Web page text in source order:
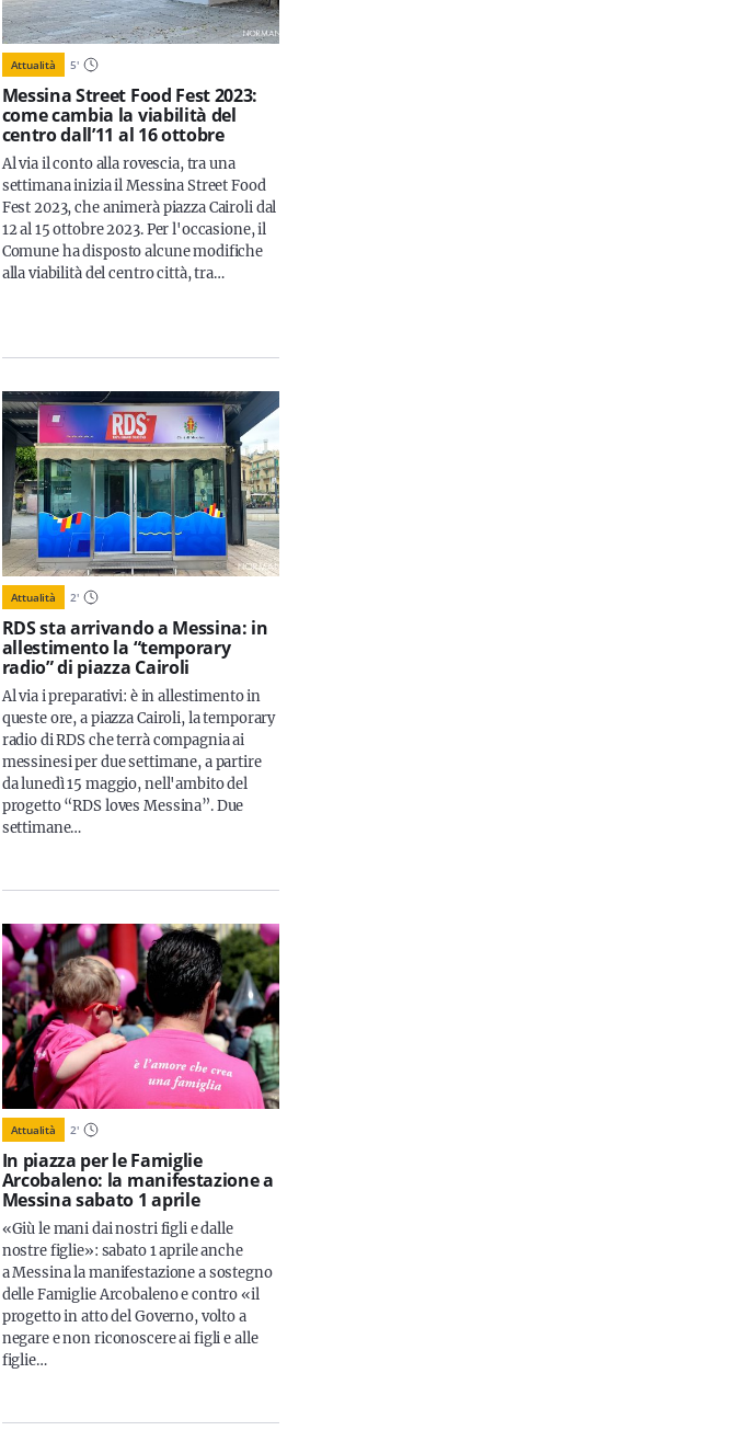
Attualità 5'
Messina Street Food Fest 2023:
come cambia la viabilità del
centro dall’11 al 16 ottobre
Al via il conto alla rovescia, tra una
settimana inizia il Messina Street Food
Fest 2023, che animerà piazza Cairoli dal
12 al 15 ottobre 2023. Per l'occasione, il
Comune ha disposto alcune modifiche
alla viabilità del centro città, tra…
Attualità 2'
RDS sta arrivando a Messina: in
allestimento la “temporary
radio” di piazza Cairoli
Al via i preparativi: è in allestimento in
queste ore, a piazza Cairoli, la temporary
radio di RDS che terrà compagnia ai
messinesi per due settimane, a partire
da lunedì 15 maggio, nell'ambito del
progetto “RDS loves Messina”. Due
settimane…
Attualità 2'
In piazza per le Famiglie
Arcobaleno: la manifestazione a
Messina sabato 1 aprile
«Giù le mani dai nostri figli e dalle
nostre figlie»: sabato 1 aprile anche
a Messina la manifestazione a sostegno
delle Famiglie Arcobaleno e contro «il
progetto in atto del Governo, volto a
negare e non riconoscere ai figli e alle
figlie…